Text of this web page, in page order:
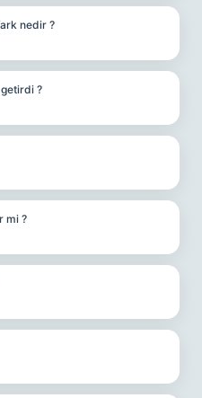
nedir ?
getirdi ?
mi ?